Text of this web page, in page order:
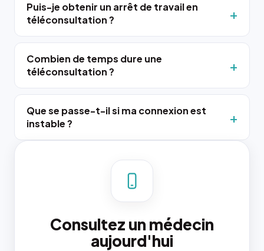
Puis-je obtenir un arrêt de travail en
téléconsultation ?
Combien de temps dure une
téléconsultation ?
Que se passe-t-il si ma connexion est
instable ?
Consultez un médecin
aujourd'hui